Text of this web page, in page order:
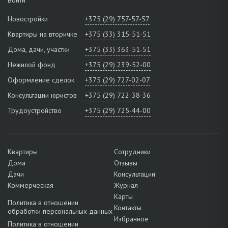
Новостройки
+375 (29) 757-57-57
Квартиры на вторичке
+375 (33) 315-51-51
Дома, дачи, участки
+375 (33) 363-51-51
Нежилой фонд
+375 (29) 239-52-00
Оформление сделок
+375 (29) 727-02-07
Консультации юристов
+375 (29) 722-38-36
Трудоустройство
+375 (29) 725-44-00
Квартиры
Дома
Дачи
Коммерческая
Политика в отношении
обработки персональных данных
Политика в отношении
Сотрудники
Отзывы
Консультации
Журнал
Карты
Контакты
Избранное